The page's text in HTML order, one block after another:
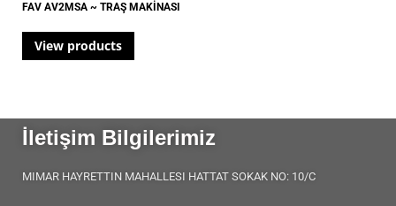
FAV AV2MSA ~ TRAŞ MAKİNASI
View products
İletişim Bilgilerimiz
MIMAR HAYRETTIN MAHALLESI HATTAT SOKAK NO: 10/C